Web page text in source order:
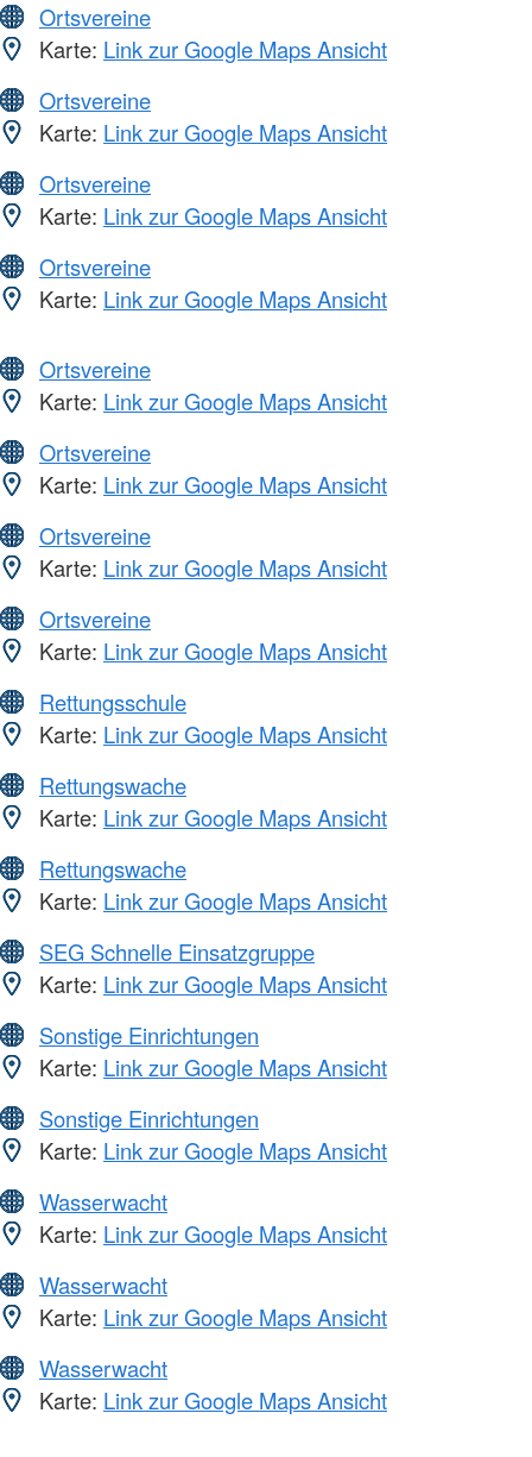
Ortsvereine
Karte: Link zur Google Maps Ansicht
Ortsvereine
Karte: Link zur Google Maps Ansicht
Ortsvereine
Karte: Link zur Google Maps Ansicht
Ortsvereine
Karte: Link zur Google Maps Ansicht
Ortsvereine
Karte: Link zur Google Maps Ansicht
Ortsvereine
Karte: Link zur Google Maps Ansicht
Ortsvereine
Karte: Link zur Google Maps Ansicht
Ortsvereine
Karte: Link zur Google Maps Ansicht
Rettungsschule
Karte: Link zur Google Maps Ansicht
Rettungswache
Karte: Link zur Google Maps Ansicht
Rettungswache
Karte: Link zur Google Maps Ansicht
SEG Schnelle Einsatzgruppe
Karte: Link zur Google Maps Ansicht
Sonstige Einrichtungen
Karte: Link zur Google Maps Ansicht
Sonstige Einrichtungen
Karte: Link zur Google Maps Ansicht
Wasserwacht
Karte: Link zur Google Maps Ansicht
Wasserwacht
Karte: Link zur Google Maps Ansicht
Wasserwacht
Karte: Link zur Google Maps Ansicht